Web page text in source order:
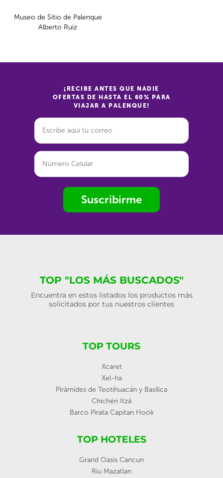
Museo de Sitio de Palenque
Alberto Ruiz
¡RECIBE ANTES QUE NADIE
OFERTAS DE HASTA EL 60% PARA
VIAJAR A PALENQUE!
Suscribirme
TOP "LOS MÁS BUSCADOS"
Encuentra en estos listados los productos más
solicitados por tus nuestros clientes
TOP TOURS
Xcaret
Xel-ha
Pirámides de Teotihuacán y Basílica
Chichén Itzá
Barco Pirata Capitan Hook
TOP HOTELES
Grand Oasis Cancun
Riu Mazatlan